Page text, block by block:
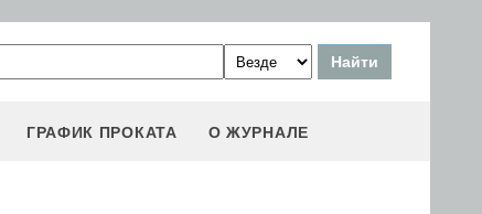
ГРАФИК ПРОКАТА О ЖУРНАЛЕ